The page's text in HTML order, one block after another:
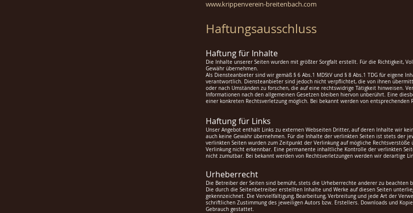
www.krippenverein-breitenbach.com
Haftungsausschluss
Haftung für Inhalte
Die Inhalte unserer Seiten wurden mit größter Sorgfalt erstellt. Für die Richtigkeit,
Gewähr übernehmen.
Als Diensteanbieter sind wir gemäß § 6 Abs.1 MDStV und § 8 Abs.1 TDG für eigene
verantwortlich. Diensteanbieter sind jedoch nicht verpflichtet, die von ihnen
oder nach Umständen zu forschen, die auf eine rechtswidrige Tätigkeit hinweisen.
Informationen nach den allgemeinen Gesetzen bleiben hiervon unberührt. Eine
einer konkreten Rechtsverletzung möglich. Bei bekannt werden von
Haftung für Links
Unser Angebot enthält Links zu externen Webseiten Dritter, auf deren Inhalte wir
auch keine Gewähr übernehmen. Für die Inhalte der verlinkten Seiten ist stets der
verlinkten Seiten wurden zum Zeitpunkt der Verlinkung auf mögliche
Verlinkung nicht erkennbar. Eine permanente inhaltliche Kontrolle der verlinkten
nicht zumutbar. Bei bekannt werden von Rechtsverletzungen werden wir derartige
Urheberrecht
Die Betreiber der Seiten sind bemüht, stets die Urheberrechte anderer zu
Die durch die Seitenbetreiber erstellten Inhalte und Werke auf diesen Seiten
gekennzeichnet. Die Vervielfältigung, Bearbeitung, Verbreitung und jede Art der
schriftlichen Zustimmung des jeweiligen Autors bzw. Erstellers. Downloads und
Gebrauch gestattet.